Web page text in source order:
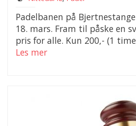
Padelbanen på
18. mars. Fram til påske en
pris for alle. Kun 200,- (1
Les mer